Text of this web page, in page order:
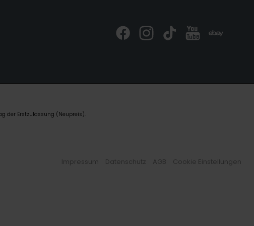
der Erstzulassung (Neupreis).
Impressum Datenschutz AGB Cookie Einstellungen